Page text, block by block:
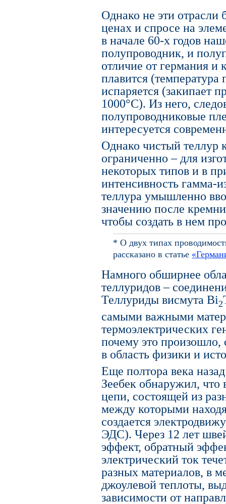
Однако не эти отрасли
ценах и спросе на
в начале 60-х годов
полупроводник, и
отличие от германия и
плавится (температура
испаряется (закипает
1000°C). Из него,
полупроводниковые
интересуется
Однако чистый теллур
ограниченно – для
некоторых типов и в
интенсивность гамма-
теллура умышленно
значению после
чтобы создать в нем
* О двух типах
рассказано в статье
Намного обширнее
теллуридов –
Теллуриды висмута Bi2
самыми важными
термоэлектрических
почему это произошло,
в область физики и
Еще полтора века
Зеебек обнаружил, что
цепи, состоящей из
между которыми
создается
ЭДС). Через 12 лет
эффект, обратный
электрический ток
разных материалов, в
джоулевой теплоты,
зависимости от